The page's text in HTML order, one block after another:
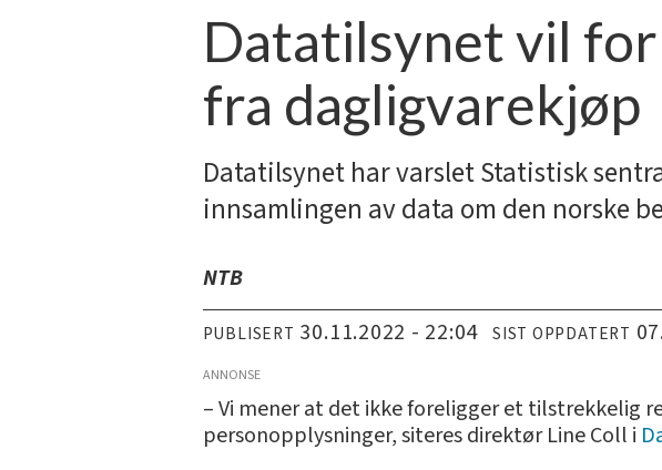
Datatilsynet vil
fra dagligvarekjøp
Datatilsynet har varslet Statistisk
innsamlingen av data om den norske
NTB
PUBLISERT 30.11.2022 - 22:04 SIST OPPDATERT
ANNONSE
­– Vi mener at det ikke foreligger et tilstrekkelig
personopplysninger, siteres direktør Line Coll i